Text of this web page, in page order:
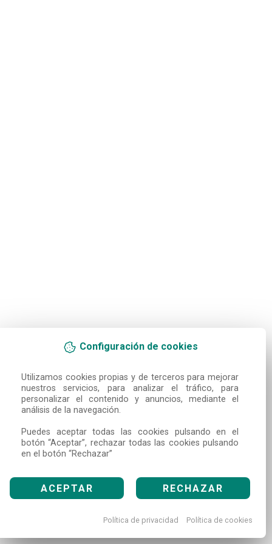
Configuración de cookies
Utilizamos cookies propias y de terceros para mejorar
nuestros servicios, para analizar el tráfico, para
personalizar el contenido y anuncios, mediante el
análisis de la navegación.
Puedes aceptar todas las cookies pulsando en el
botón “Aceptar”, rechazar todas las cookies pulsando
en el botón “Rechazar”
ACEPTAR RECHAZAR
Política de privacidad Política de cookies